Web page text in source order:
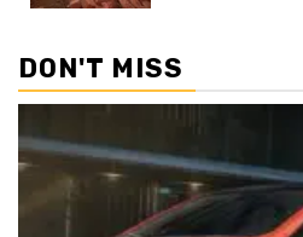
DON'T MISS